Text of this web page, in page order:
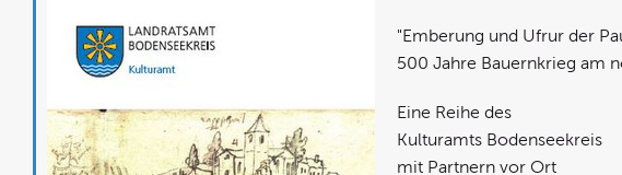
"Emberung und Ufrur der
500 Jahre Bauernkrieg am
Eine Reihe des
Kulturamts Bodenseekreis
mit Partnern vor Ort